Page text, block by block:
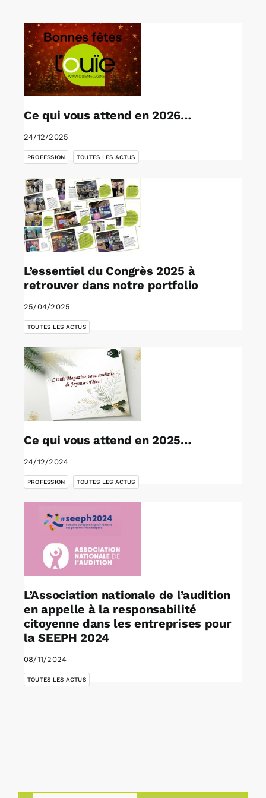
Rechercher:
Annonces emploi
Ce qui vous attend en 2026…
24/12/2025
PROFESSION TOUTES LES ACTUS
L’essentiel du Congrès 2025 à
retrouver dans notre portfolio
25/04/2025
TOUTES LES ACTUS
Ce qui vous attend en 2025…
24/12/2024
PROFESSION TOUTES LES ACTUS
L’Association nationale de l’audition
en appelle à la responsabilité
citoyenne dans les entreprises pour
la SEEPH 2024
08/11/2024
TOUTES LES ACTUS